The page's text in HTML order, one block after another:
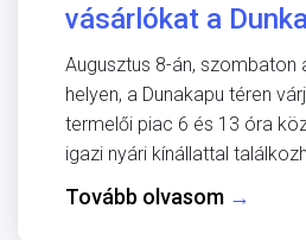
vásárlókat a
Augusztus 8-án,
helyen, a Dunakapu téren
termelői piac 6 és 13 óra
igazi nyári kínállattal
Tovább olvasom →